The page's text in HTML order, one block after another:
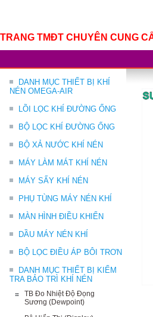
TRANG TMĐT CHUYÊN CUNG
DANH MỤC THIẾT BỊ KHÍ
NÉN OMEGA-AIR
LÕI LỌC KHÍ ĐƯỜNG ỐNG
BỘ LỌC KHÍ ĐƯỜNG ỐNG
BỘ XẢ NƯỚC KHÍ NÉN
MÁY LÀM MÁT KHÍ NÉN
MÁY SẤY KHÍ NÉN
PHỤ TÙNG MÁY NÉN KHÍ
MÀN HÌNH ĐIỀU KHIỂN
DẦU MÁY NÉN KHÍ
BỘ LỌC ĐIỀU ÁP BÔI TRƠN
DANH MỤC THIẾT BỊ KIỂM
TRA BẢO TRÌ KHÍ NÉN
TB Đo Nhiệt Độ Đọng
Sương (Dewpoint)